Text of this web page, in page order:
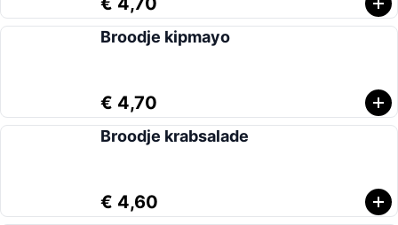
Broodje kipmayo
€ 4,70
Broodje krabsalade
€ 4,60